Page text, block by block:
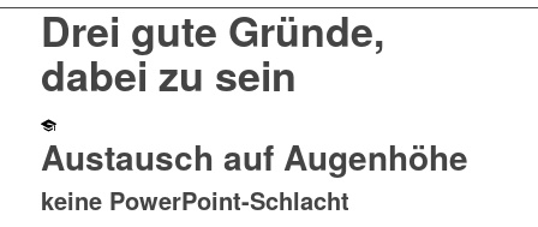
Drei gute Gründe,
dabei zu sein
Austausch auf Augenhöhe
keine PowerPoint-Schlacht